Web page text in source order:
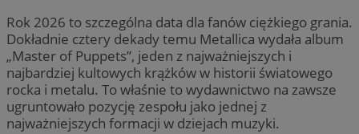
Rok 2026 to szczególna data dla fanów ciężkiego grania.
Dokładnie cztery dekady temu Metallica wydała album
„Master of Puppets”, jeden z najważniejszych i
najbardziej kultowych krążków w historii światowego
rocka i metalu. To właśnie to wydawnictwo na zawsze
ugruntowało pozycję zespołu jako jednej z
najważniejszych formacji w dziejach muzyki.